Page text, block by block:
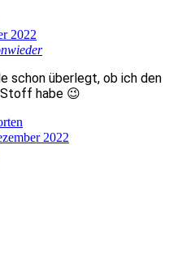
2022
schon überlegt, ob ich den
habe 😉
2022